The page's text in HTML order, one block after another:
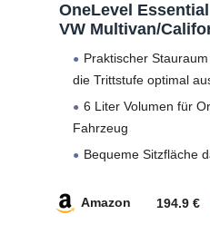
OneLevel
VW Multivan/
Praktischer
die Trittstufe optimal
6 Liter Volumen für
Fahrzeug
Bequeme Sitzfläche
Hochwertiger
Amazon 194.9 €